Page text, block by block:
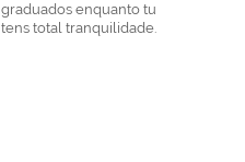
graduados enquanto tu
tens total tranquilidade.